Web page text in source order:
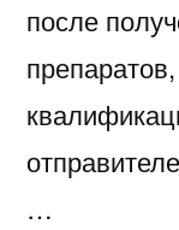
после
…